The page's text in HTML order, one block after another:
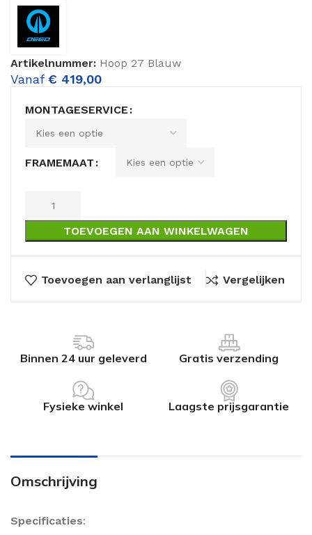
Artikelnummer: Hoop 27 Blauw
Vanaf € 419,00
MONTAGESERVICE
FRAMEMAAT
TOEVOEGEN AAN WINKELWAGEN
Toevoegen aan verlanglijst Vergelijken
Binnen 24 uur geleverd Gratis verzending
Fysieke winkel Laagste prijsgarantie
Omschrijving
Specificaties: